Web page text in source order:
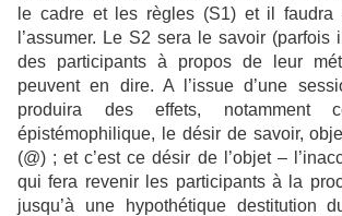
le cadre et les règles (S1) et il
l’assumer. Le S2 sera le savoir (parfois
des participants à propos de leur
peuvent en dire. A l’issue d’une
produira des effets, notamment
épistémophilique, le désir de savoir,
(@) ; et c’est ce désir de l’objet –
qui fera revenir les participants à la
jusqu’à une hypothétique destitution